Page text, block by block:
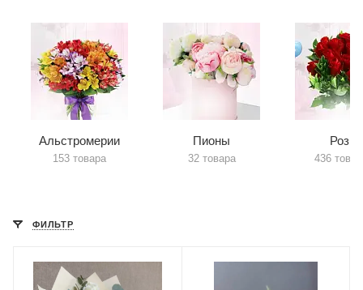
Альстромерии
153 товара
Пионы
32 товара
Розы
436
ФИЛЬТР